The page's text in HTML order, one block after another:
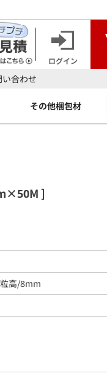
ログイン
い合わせ
その他梱包材
]
高/8mm